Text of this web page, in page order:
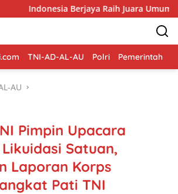
Raih Juara Umum Indonesia Open
TNI-AD-AL-AU Polri Pemerintah
AU
Pimpin Upacara
Satuan,
Laporan Korps
Pati TNI